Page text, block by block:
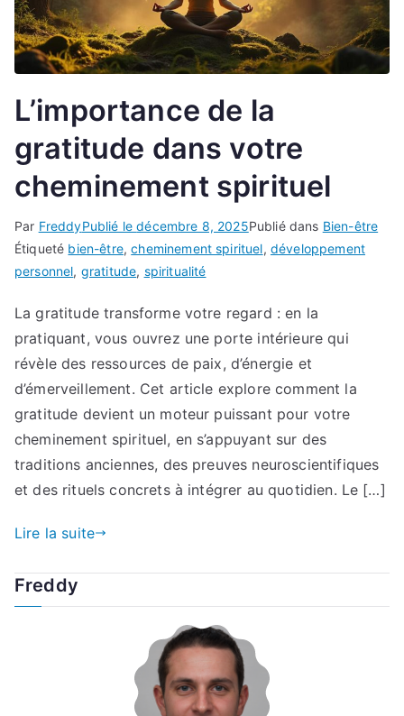
L’importance de la
gratitude dans votre
cheminement spirituel
Par FreddyPublié ledécembre 8, 2025Publié dans Bien-être
Étiqueté bien-être,cheminement spirituel, développement
personnel, gratitude, spiritualité
La gratitude transforme votre regard : en la
pratiquant, vous ouvrez une porte intérieure qui
révèle des ressources de paix, d’énergie et
d’émerveillement. Cet article explore comment la
gratitude devient un moteur puissant pour votre
cheminement spirituel, en s’appuyant sur des
traditions anciennes, des preuves neuroscientifiques
et des rituels concrets à intégrer au quotidien. Le […]
Lire la suite
Freddy